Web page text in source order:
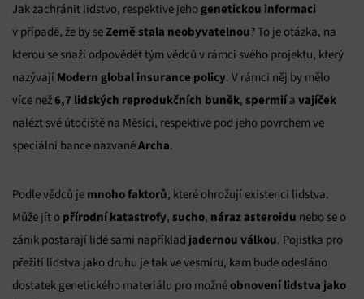
Jak zachránit lidstvo, respektive jeho genetickou informaci
v případě, že by seZemě stala neobyvatelnou? To je otázka, na
kterou se snaží odpovědět tým vědců v rámci svého projektu, který
nazývají Modern global insurance policy. V rámci něj by mělo
více než6,7 lidských reprodukčních buněk, spermiía vajíček
nalézt své útočiště na Měsíci, respektive pod jeho povrchem ve
speciální bance nazvanéArcha.
Podle vědců je mnoho faktorů, které ohrožují existenci lidstva.
Může jít o přírodní katastrofy, sucho, náraz asteroidu nebo se o
zánik postarají lidé sami například jadernou válkou. Pojistka pro
přežití lidstva jako druhu je tak ve vesmíru, kam bude odesláno
dostatek genetického materiálu pro možnéobnovení lidstva jako